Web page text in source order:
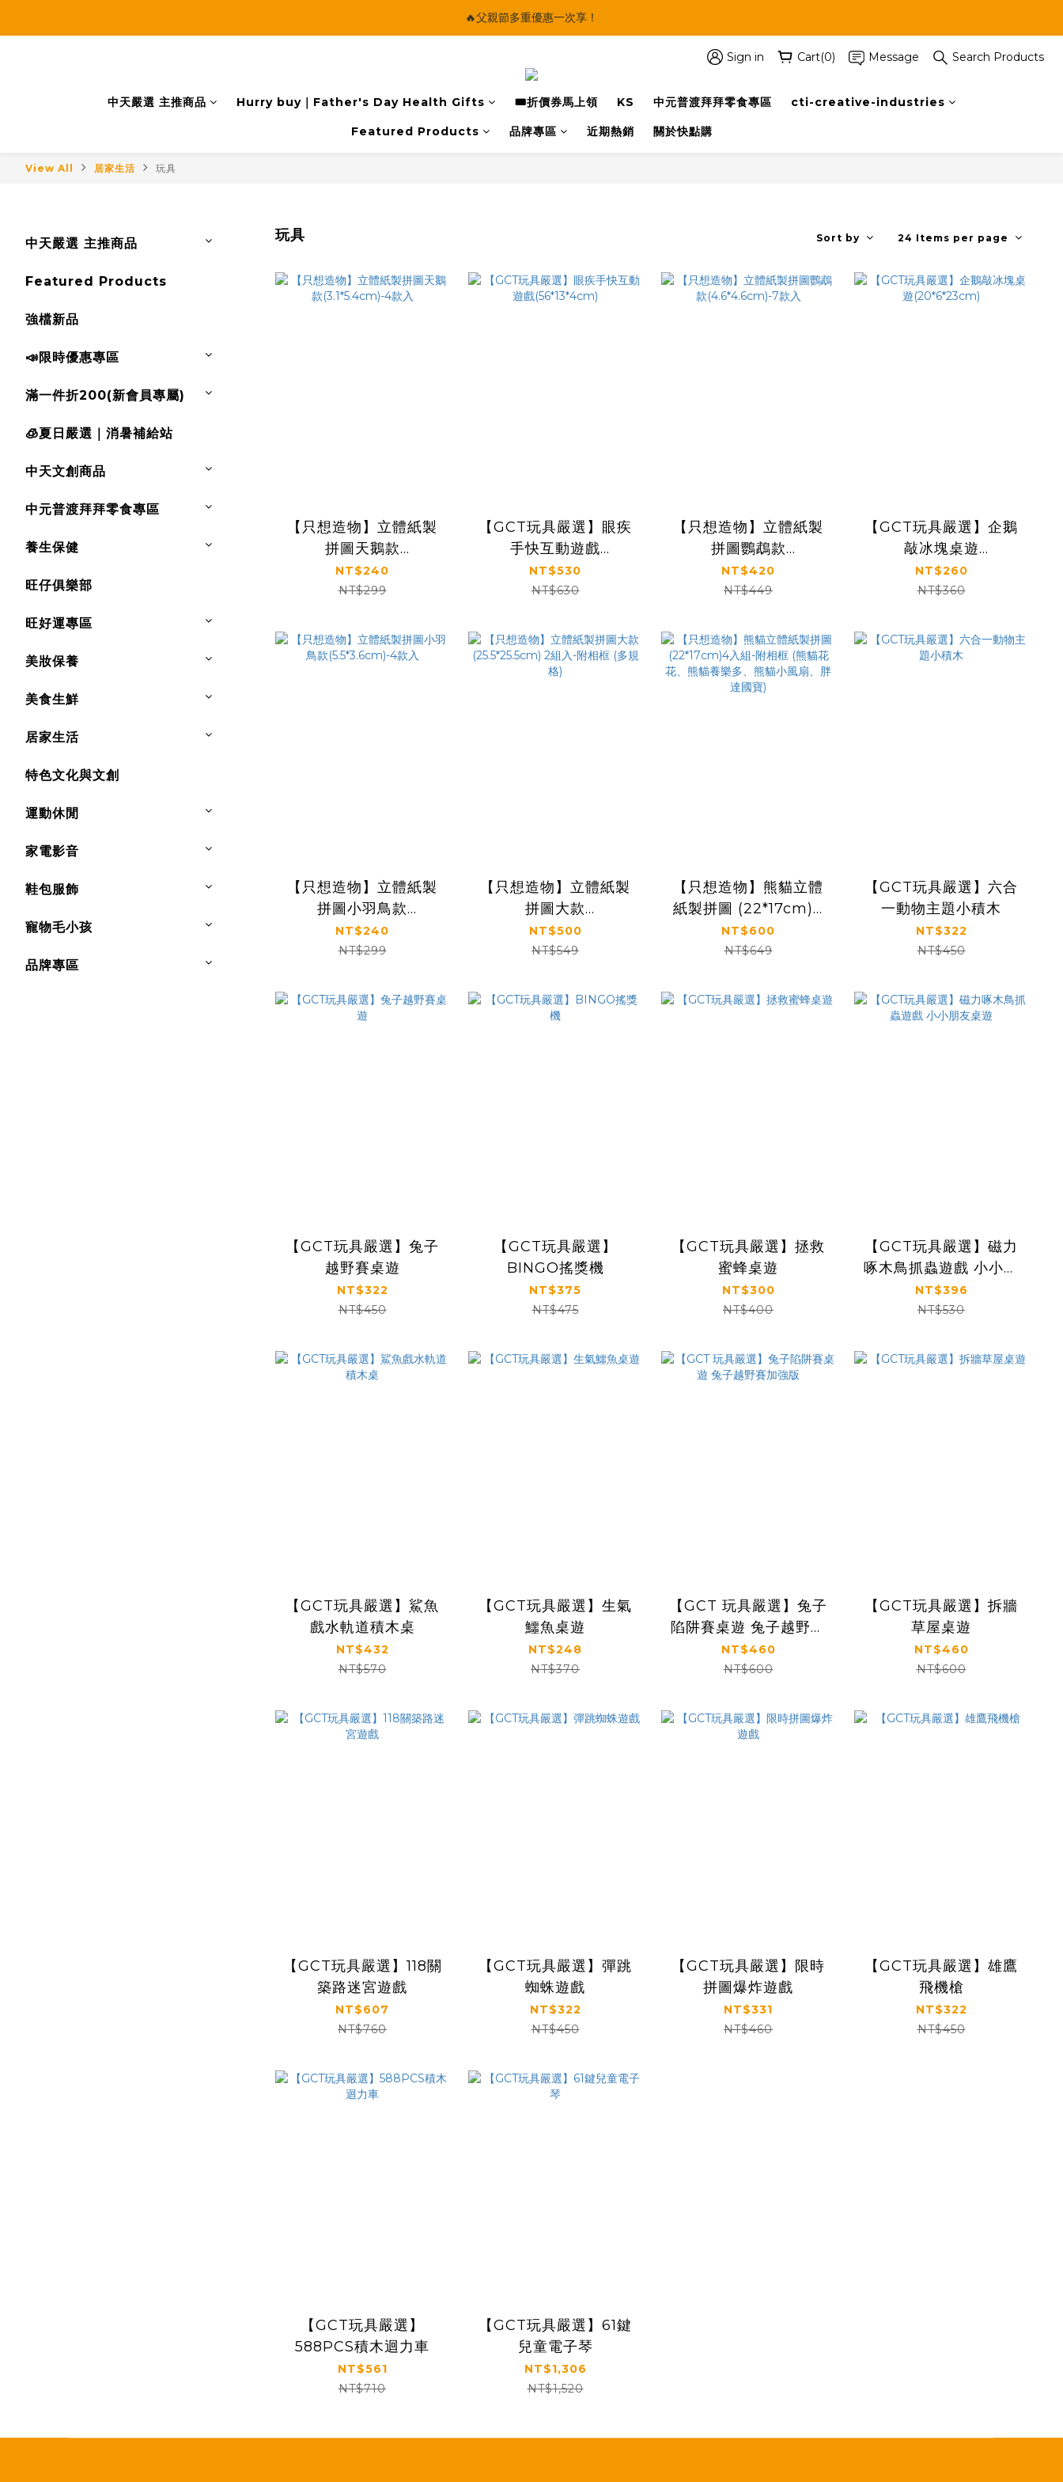
🔥父親節多重優惠一次享！
🔥父親節多重優惠一次享！
🔥父親節多重優惠一次享！
Sign in Cart(0) Message Search Products
中天嚴選 主推商品 Hurry buy｜Father's Day Health Gifts 🎟️折價券馬上領 KS 中元普渡拜拜零食專區 cti-creative-industries
Featured Products 品牌專區 近期熱銷 關於快點購
View All 居家生活 玩具
中天嚴選 主推商品
Featured Products
強檔新品
📣限時優惠專區
滿一件折200(新會員專屬)
🧊夏日嚴選｜消暑補給站
中天文創商品
中元普渡拜拜零食專區
養生保健
旺仔俱樂部
旺好運專區
美妝保養
美食生鮮
居家生活
特色文化與文創
運動休閒
家電影音
鞋包服飾
寵物毛小孩
品牌專區
玩具 Sort by 24 Items per page
【只想造物】立體紙製
拼圖天鵝款
(3.1*5.4cm)-4款入
NT$240
NT$299
【GCT玩具嚴選】眼疾
手快互動遊戲
(56*13*4cm)
NT$530
NT$630
【只想造物】立體紙製
拼圖鸚鵡款
(4.6*4.6cm)-7款入
NT$420
NT$449
【GCT玩具嚴選】企鵝
敲冰塊桌遊
(20*6*23cm)
NT$260
NT$360
【只想造物】立體紙製
拼圖小羽鳥款
(5.5*3.6cm)-4款入
NT$240
NT$299
【只想造物】立體紙製
拼圖大款
(25.5*25.5cm) 2組入-
附相框 (多規格)
NT$500
NT$549
【只想造物】熊貓立體
紙製拼圖 (22*17cm)4
入組-附相框 (熊貓花
花、熊貓養樂多、熊貓
NT$600
NT$649
【GCT玩具嚴選】六合
一動物主題小積木
NT$322
NT$450
【GCT玩具嚴選】兔子
越野賽桌遊
NT$322
NT$450
【GCT玩具嚴選】
BINGO搖獎機
NT$375
NT$475
【GCT玩具嚴選】拯救
蜜蜂桌遊
NT$300
NT$400
【GCT玩具嚴選】磁力
啄木鳥抓蟲遊戲 小小朋
友桌遊
NT$396
NT$530
【GCT玩具嚴選】鯊魚
戲水軌道積木桌
NT$432
NT$570
【GCT玩具嚴選】生氣
鱷魚桌遊
NT$248
NT$370
【GCT 玩具嚴選】兔子
陷阱賽桌遊 兔子越野賽
加強版
NT$460
NT$600
【GCT玩具嚴選】拆牆
草屋桌遊
NT$460
NT$600
【GCT玩具嚴選】118關
築路迷宮遊戲
NT$607
NT$760
【GCT玩具嚴選】彈跳
蜘蛛遊戲
NT$322
NT$450
【GCT玩具嚴選】限時
拼圖爆炸遊戲
NT$331
NT$460
【GCT玩具嚴選】雄鷹
飛機槍
NT$322
NT$450
【GCT玩具嚴選】
588PCS積木迴力車
NT$561
NT$710
【GCT玩具嚴選】61鍵
兒童電子琴
NT$1,306
NT$1,520